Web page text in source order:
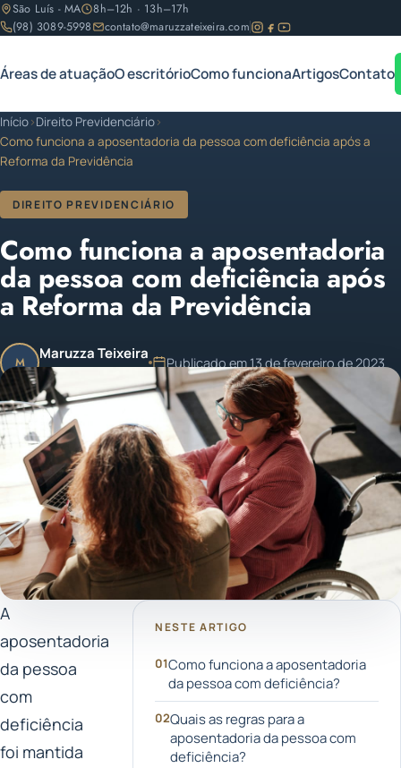
São Luís - MA
8h–12h · 13h–17h
(98) 3089-5998
contato@maruzzateixeira.com
Áreas de atuaçãoO escritórioComo funcionaArtigosContato
Início›Direito Previdenciário›
Como funciona a aposentadoria da pessoa com deficiência após a
Reforma da Previdência
DIREITO PREVIDENCIÁRIO
Como funciona a aposentadoria
da pessoa com deficiência após
a Reforma da Previdência
M Maruzza Teixeira
OAB/MA 11.810
Publicado em 13 de fevereiro de 2023
Atualizado em 13 de fevereiro de 2023
4 min de leitura
A
aposentadoria
da pessoa
com
deficiência
foi mantida
NESTE ARTIGO
Como funciona a aposentadoria
da pessoa com deficiência?
Quais as regras para a
aposentadoria da pessoa com
deficiência?